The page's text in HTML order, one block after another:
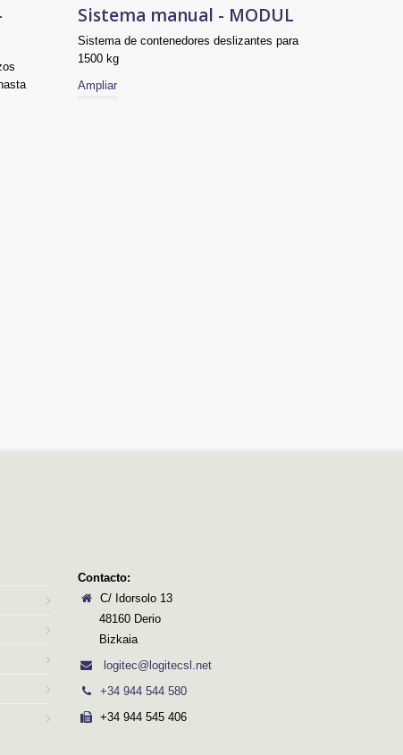
Sistema manual - MODUL
Sistema de contenedores deslizantes para
1500 kg
Ampliar
Contacto:
C/ Idorsolo 13
48160 Derio
Bizkaia
logitec@logitecsl.net
+34 944 544 580
+34 944 545 406